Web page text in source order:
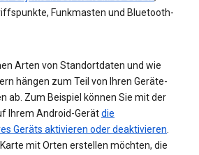
Funkmasten und Bluetooth-
Arten von Standortdaten und wie
hängen zum Teil von Ihren Geräte-
ab. Zum Beispiel können Sie mit der
Ihrem Android-Gerätdie
Geräts aktivieren oder deaktivieren
mit Orten erstellen möchten, die